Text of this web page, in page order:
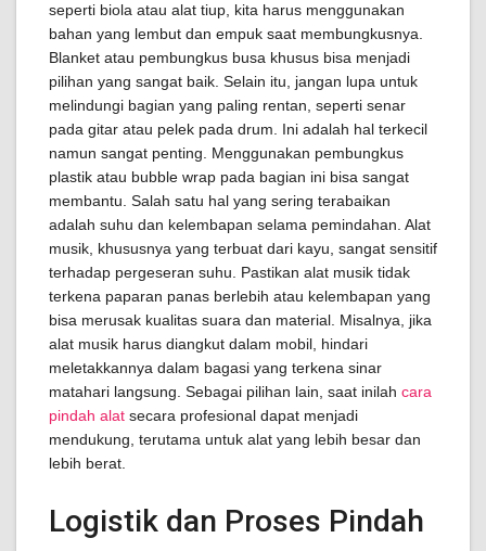
seperti biola atau alat tiup, kita harus menggunakan
bahan yang lembut dan empuk saat membungkusnya.
Blanket atau pembungkus busa khusus bisa menjadi
pilihan yang sangat baik. Selain itu, jangan lupa untuk
melindungi bagian yang paling rentan, seperti senar
pada gitar atau pelek pada drum. Ini adalah hal terkecil
namun sangat penting. Menggunakan pembungkus
plastik atau bubble wrap pada bagian ini bisa sangat
membantu. Salah satu hal yang sering terabaikan
adalah suhu dan kelembapan selama pemindahan. Alat
musik, khususnya yang terbuat dari kayu, sangat sensitif
terhadap pergeseran suhu. Pastikan alat musik tidak
terkena paparan panas berlebih atau kelembapan yang
bisa merusak kualitas suara dan material. Misalnya, jika
alat musik harus diangkut dalam mobil, hindari
meletakkannya dalam bagasi yang terkena sinar
matahari langsung. Sebagai pilihan lain, saat inilah cara
pindah alat secara profesional dapat menjadi
mendukung, terutama untuk alat yang lebih besar dan
lebih berat.
Logistik dan Proses Pindah